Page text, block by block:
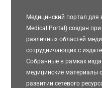
Медицинский портал для
Medical Portal) создан
различных областей
сотрудничающих с
Собранные в рамках
медицинские материалы
развитии сетевого